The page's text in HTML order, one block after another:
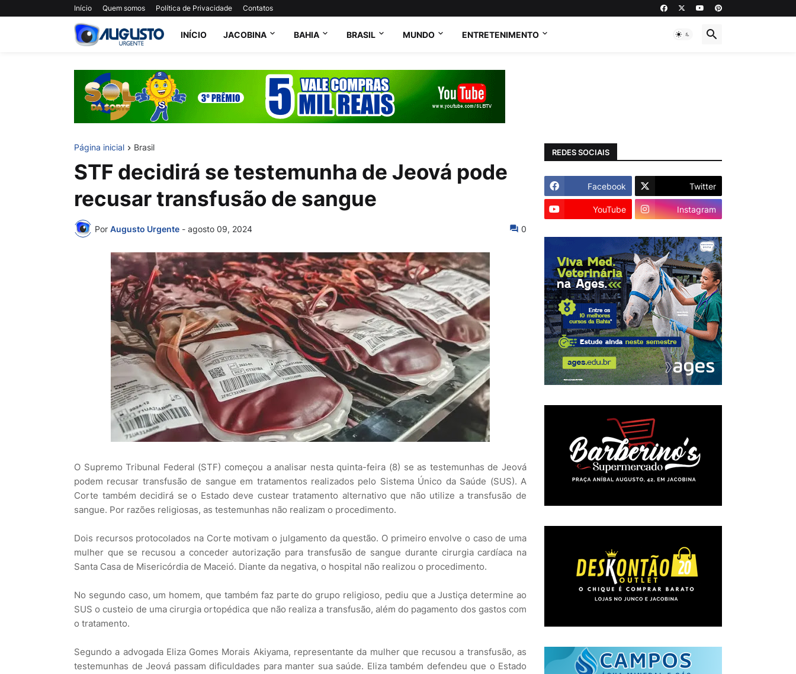
Início Quem somos Política de Privacidade Contatos
INÍCIO JACOBINA BAHIA BRASIL MUNDO ENTRETENIMENTO
Página inicial Brasil
STF decidirá se testemunha de Jeová pode
recusar transfusão de sangue
Por Augusto Urgente - agosto 09, 2024 0
O Supremo Tribunal Federal (STF) começou a analisar nesta quinta-feira (8) se as testemunhas de Jeová
podem recusar transfusão de sangue em tratamentos realizados pelo Sistema Único da Saúde (SUS). A
Corte também decidirá se o Estado deve custear tratamento alternativo que não utilize a transfusão de
sangue. Por razões religiosas, as testemunhas não realizam o procedimento.
Dois recursos protocolados na Corte motivam o julgamento da questão. O primeiro envolve o caso de uma
mulher que se recusou a conceder autorização para transfusão de sangue durante cirurgia cardíaca na
Santa Casa de Misericórdia de Maceió. Diante da negativa, o hospital não realizou o procedimento.
No segundo caso, um homem, que também faz parte do grupo religioso, pediu que a Justiça determine ao
SUS o custeio de uma cirurgia ortopédica que não realiza a transfusão, além do pagamento dos gastos com
o tratamento.
Segundo a advogada Eliza Gomes Morais Akiyama, representante da mulher que recusou a transfusão, as
testemunhas de Jeová passam dificuldades para manter sua saúde. Eliza também defendeu que o Estado
REDES SOCIAIS
Facebook Twitter
YouTube Instagram